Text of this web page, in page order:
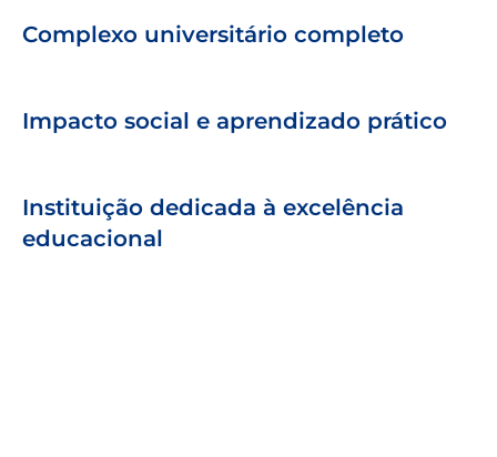
Complexo universitário completo
Impacto social e aprendizado prático
Instituição dedicada à excelência
educacional